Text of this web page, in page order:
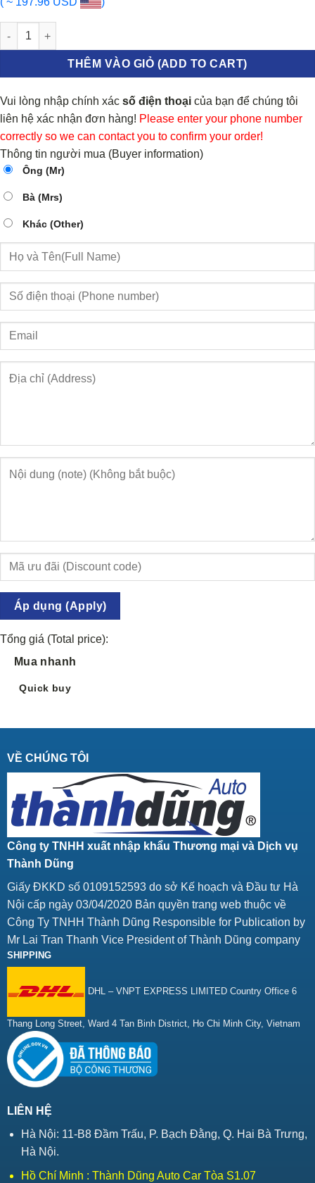
CỤM BƠM XĂNG KIA CARNIVAL số lượng
THÊM VÀO GIỎ (ADD TO CART)
Vui lòng nhập chính xác số điện thoại của bạn để chúng tôi
liên hệ xác nhận đơn hàng! Please enter your phone number
correctly so we can contact you to confirm your order!
Thông tin người mua (Buyer information)
Ông (Mr)
Bà (Mrs)
Khác (Other)
Áp dụng (Apply)
Tổng giá (Total price):
Mua nhanh
Quick buy
VỀ CHÚNG TÔI
Công ty TNHH xuất nhập khẩu Thương mại và Dịch vụ
Thành Dũng
Giấy ĐKKD số 0109152593 do sở Kế hoạch và Đầu tư Hà
Nội cấp ngày 03/04/2020 Bản quyền trang web thuộc về
Công Ty TNHH Thành Dũng Responsible for Publication by
Mr Lai Tran Thanh Vice President of Thành Dũng company
SHIPPING
DHL – VNPT EXPRESS LIMITED Country Office 6
Thang Long Street, Ward 4 Tan Binh District, Ho Chi Minh City, Vietnam
LIÊN HỆ
Hà Nội: 11-B8 Đầm Trấu, P. Bạch Đằng, Q. Hai Bà Trưng,
Hà Nội.
Hồ Chí Minh : Thành Dũng Auto Car Tòa S1.07